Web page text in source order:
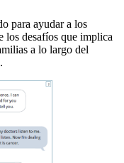
para ayudar a los
los desafíos que implica
a lo largo del